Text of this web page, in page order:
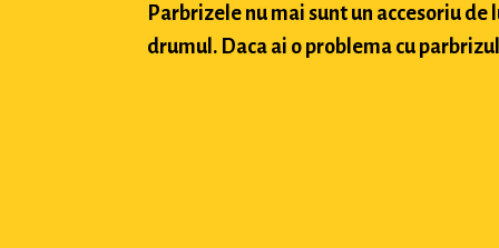
Parbrizele nu mai sunt un accesoriu
drumul. Daca ai o problema cu